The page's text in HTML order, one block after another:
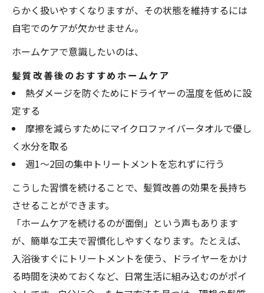
らかく扱いやすくなりますが、その状態を維持するには
自宅でのケアが欠かせません。
ホームケアで意識したいのは、
髪質改善後のおすすめホームケア
熱ダメージを防ぐためにドライヤーの温度を低めに設
定する
摩擦を減らすためにマイクロファイバータオルで優し
く水分を取る
週1～2回の集中トリートメントを忘れずに行う
こうした習慣を続けることで、髪質改善の効果を長持ち
させることができます。
「ホームケアを続けるのが面倒」という声もあります
が、簡単な工夫で習慣化しやすくなります。たとえば、
入浴後すぐにトリートメントを使う、ドライヤーをかけ
る時間を決めておくなど、日常生活に組み込むのがポイ